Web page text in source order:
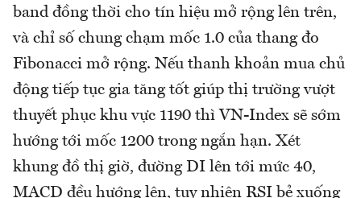
band đồng thời cho tín hiệu mở rộng lên trên,
và chỉ số chung chạm mốc 1.0 của thang đo
Fibonacci mở rộng. Nếu thanh khoản mua chủ
động tiếp tục gia tăng tốt giúp thị trường vượt
thuyết phục khu vực 1190 thì VN-Index sẽ sớm
hướng tới mốc 1200 trong ngắn hạn. Xét
khung đồ thị giờ, đường DI lên tới mức 40,
MACD đều hướng lên, tuy nhiên RSI bẻ xuống